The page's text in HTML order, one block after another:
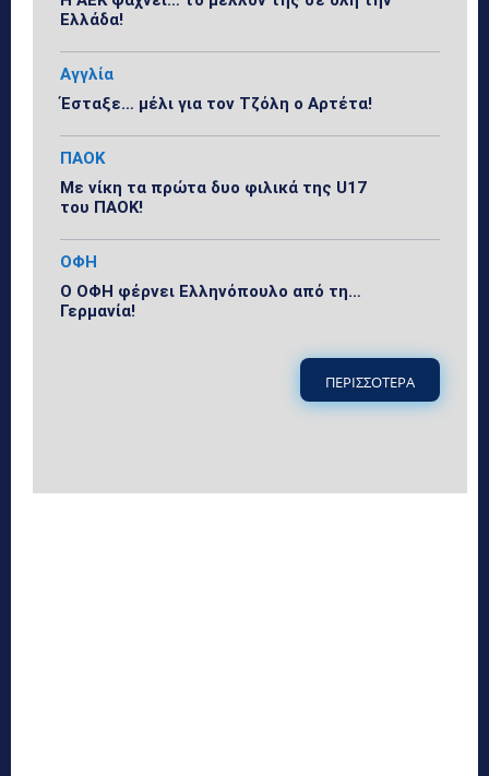
Ελλάδα!
Αγγλία
Έσταξε… μέλι για τον Τζόλη ο Αρτέτα!
ΠΑΟΚ
Με νίκη τα πρώτα δυο φιλικά της U17
του ΠΑΟΚ!
ΟΦΗ
Ο ΟΦΗ φέρνει Ελληνόπουλο από τη…
Γερμανία!
ΠΕΡΙΣΣΟΤΕΡΑ